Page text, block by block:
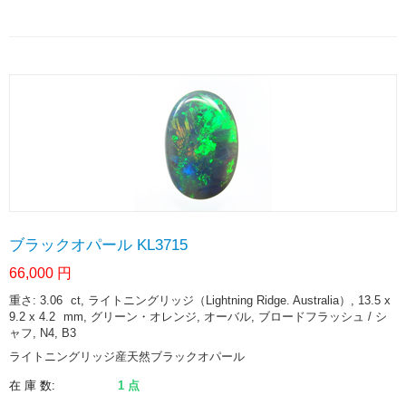
ブラックオパール KL3715
66,000 円
重さ: 3.06 ct, ライトニングリッジ（Lightning Ridge. Australia）, 13.5 x
9.2 x 4.2 mm, グリーン・オレンジ, オーバル, ブロードフラッシュ / シ
ャフ, N4, B3
ライトニングリッジ産天然ブラックオパール
在 庫 数: 1 点